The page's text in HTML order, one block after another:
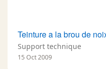
Teinture a la brou de
Support technique
15 Oct 2009